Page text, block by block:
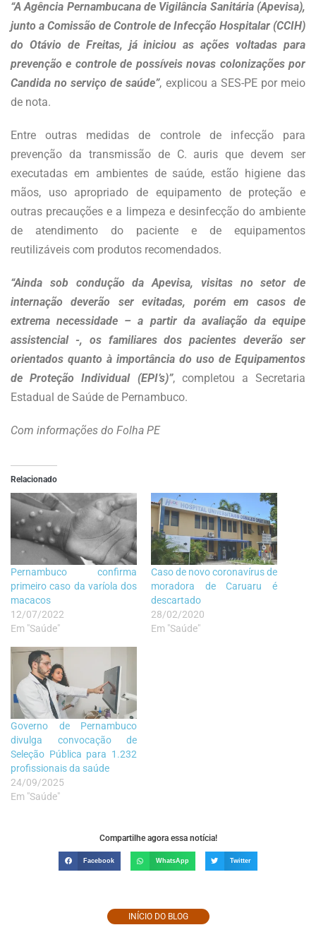
“A Agência Pernambucana de Vigilância Sanitária (Apevisa),
junto a Comissão de Controle de Infecção Hospitalar (CCIH)
do Otávio de Freitas, já iniciou as ações voltadas para
prevenção e controle de possíveis novas colonizações por
Candida no serviço de saúde”, explicou a SES-PE por meio
de nota.
Entre outras medidas de controle de infecção para
prevenção da transmissão de C. auris que devem ser
executadas em ambientes de saúde, estão higiene das
mãos, uso apropriado de equipamento de proteção e
outras precauções e a limpeza e desinfecção do ambiente
de atendimento do paciente e de equipamentos
reutilizáveis com produtos recomendados.
“Ainda sob condução da Apevisa, visitas no setor de
internação deverão ser evitadas, porém em casos de
extrema necessidade – a partir da avaliação da equipe
assistencial -, os familiares dos pacientes deverão ser
orientados quanto à importância do uso de Equipamentos
de Proteção Individual (EPI’s)”, completou a Secretaria
Estadual de Saúde de Pernambuco.
Com informações do Folha PE
Relacionado
Pernambuco confirma
primeiro caso da varíola dos
macacos
12/07/2022
Em "Saúde"
Caso de novo coronavírus de
moradora de Caruaru é
descartado
28/02/2020
Em "Saúde"
Governo de Pernambuco
divulga convocação de
Seleção Pública para 1.232
profissionais da saúde
24/09/2025
Em "Saúde"
Compartilhe agora essa notícia!
Facebook WhatsApp Twitter
INÍCIO DO BLOG